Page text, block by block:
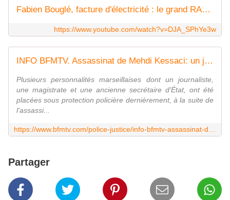
Fabien Bouglé, facture d'électricité : le grand RACKET !
https://www.youtube.com/watch?v=DJA_SPhYe3w
INFO BFMTV. Assassinat de Mehdi Kessaci: un journaliste, une magistrate et une ancienne secrétaire d'État sous protection policière
Plusieurs personnalités marseillaises dont un journaliste,
une magistrate et une ancienne secrétaire d'État, ont été
placées sous protection policière dernièrement, à la suite de
l'assassi...
Partager